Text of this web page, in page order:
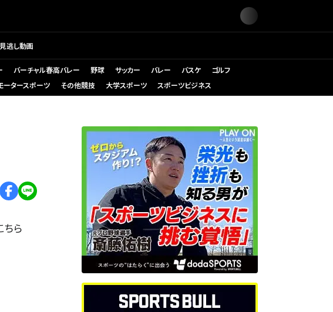
見逃し動画
バーチャル春高バレー 野球 サッカー バレー バスケ
ゴルフ
ータースポーツ その他競技 大学スポーツ スポーツビジネス
ちら